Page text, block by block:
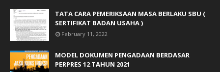
TATA CARA PEMERIKSAAN MASA BERLAKU SBU (
SERTIFIKAT BADAN USAHA )
February 11, 2022
MODEL DOKUMEN PENGADAAN BERDASAR
PERPRES 12 TAHUN 2021